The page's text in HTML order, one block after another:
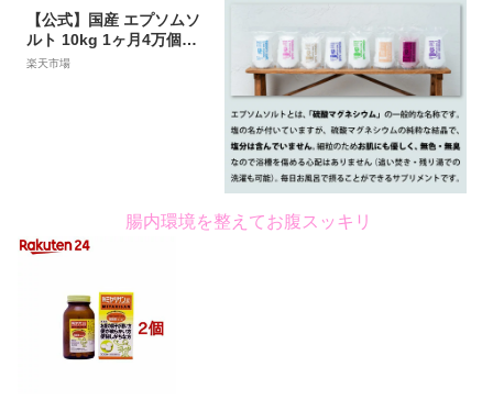
【公式】国産 エプソムソ
ルト 10kg 1ヶ月4万個以
上販売！ エプソム化粧品
楽天市場
腸内環境を整えてお腹スッキリ